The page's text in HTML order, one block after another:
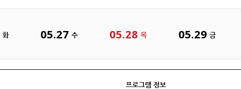
화 05.27 수 05.28 목 05.29 금
프로그램 정보